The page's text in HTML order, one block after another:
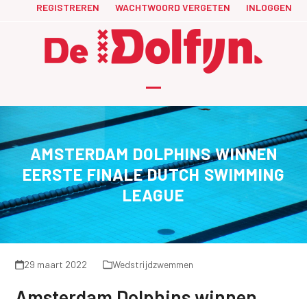
REGISTREREN WACHTWOORD VERGETEN INLOGGEN
Open
menu
Close
menu
AMSTERDAM DOLPHINS WINNEN
EERSTE FINALE DUTCH SWIMMING
LEAGUE
29 maart 2022 Wedstrijdzwemmen